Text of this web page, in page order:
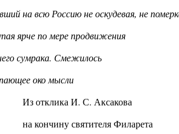
на всю Россию не оскудевая, не
ярче по мерепродвижения
сумрака. Смежилось
око мысли
Из отклика И. С. Аксакова
на кончину святителя Филарета